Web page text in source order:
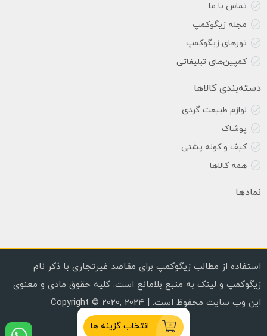
تماس با ما
مجله زیگوکمپ
تورهای زیگوکمپ
کمپین‌های تبلیغاتی
دسته‌بندی کالاها
لوازم طبیعت گردی
پوشاک
کیف و کوله پشتی
همه کالاها
نمادها
استفاده از مطالب زیگوکمپ برای مقاصد غیرتجاری با ذکر نام
زیگوکمپ و لینک به منبع بلامانع است. کلیه حقوق مادی و معنوی
این وب سایت محفوظ است. | Copyright © 2020, 2024
انتخاب گزینه ها